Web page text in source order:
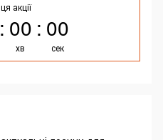
акції
00
хв
00
сек